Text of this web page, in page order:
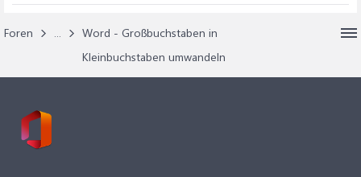
Foren ...
Word - Großbuchstaben in
Kleinbuchstaben umwandeln